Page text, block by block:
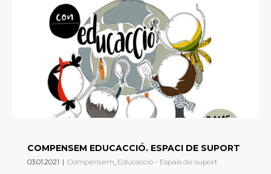
COMPENSEM EDUCACCIÓ. ESPACI DE SUPORT
03.01.2021 | Compensem, Educacció - Espais de suport